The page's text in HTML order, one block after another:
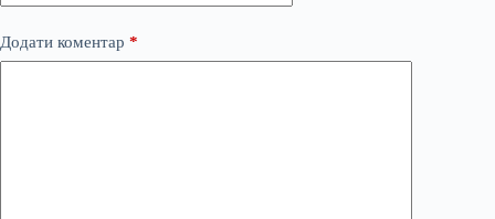
Додати коментар *